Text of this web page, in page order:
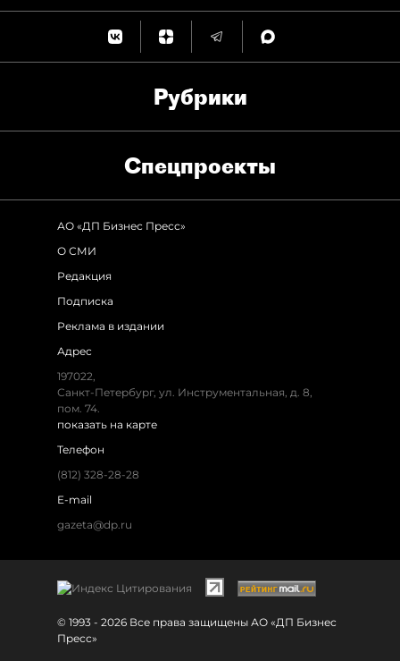
Рубрики
Спец­проекты
АО «ДП Бизнес Пресс»
О СМИ
Редакция
Подписка
Реклама в издании
Адрес
197022,
Санкт-Петербург, ул. Инструментальная, д. 8,
пом. 74.
показать на карте
Телефон
(812) 328-28-28
E-mail
gazeta@dp.ru
© 1993 - 2026 Все права защищены АО «ДП Бизнес
Пресс»